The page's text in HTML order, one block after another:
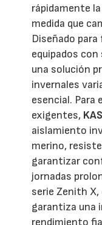
rápidamente
medida que
Diseñado
equipados
una solución
invernales
esencial. Para
exigentes,
aislamiento
merino,
garantizar
jornadas
serie Zenith
garantiza una
rendimiento